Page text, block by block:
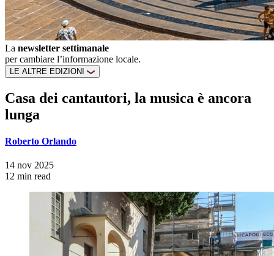
La newsletter settimanale
per cambiare l’informazione locale.
LE ALTRE EDIZIONI
Casa dei cantautori, la musica è ancora
lunga
Roberto Orlando
14 nov 2025
12 min read